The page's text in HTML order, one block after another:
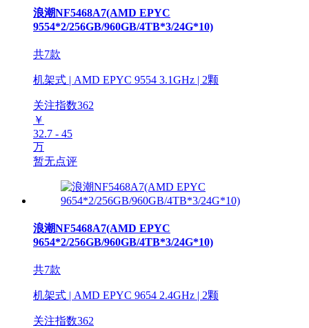
浪潮NF5468A7(AMD EPYC
9554*2/256GB/960GB/4TB*3/24G*10)
共7款
机架式 | AMD EPYC 9554 3.1GHz | 2颗
关注指数362
￥
32.7 - 45
万
暂无点评
浪潮NF5468A7(AMD EPYC
9654*2/256GB/960GB/4TB*3/24G*10)
共7款
机架式 | AMD EPYC 9654 2.4GHz | 2颗
关注指数362